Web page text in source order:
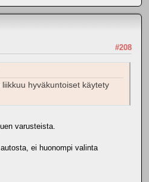
#208
hyväkuntoiset käytety
varusteista.
ei huonompi valinta